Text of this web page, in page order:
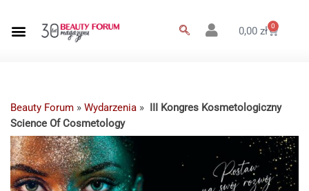
0,00zł 0
Beauty Forum » Wydarzenia » III Kongres Kosmetologiczny
Science Of Cosmetology